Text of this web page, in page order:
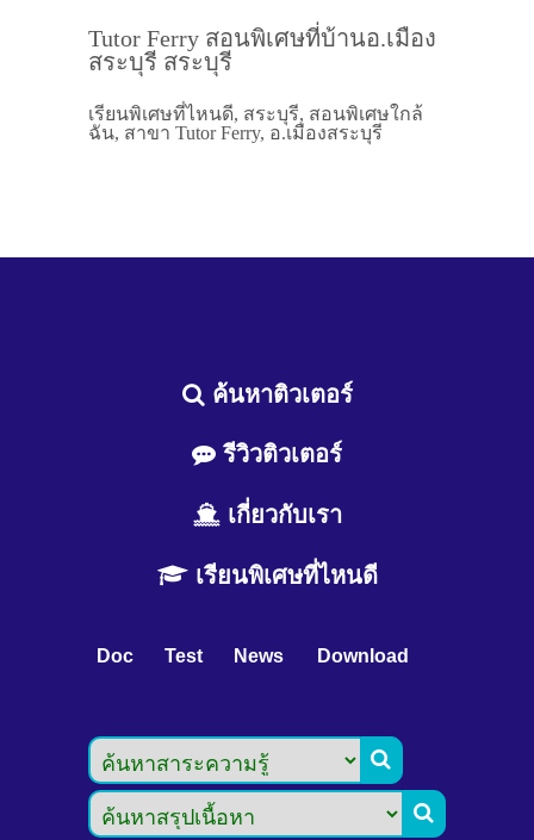
Tutor Ferry สอนพิเศษที่บ้านอ.เมือง
สระบุรี สระบุรี
เรียนพิเศษที่ไหนดี, สระบุรี, สอนพิเศษใกล้
ฉัน, สาขา Tutor Ferry, อ.เมืองสระบุรี
ค้นหาติวเตอร์
รีวิวติวเตอร์
เกี่ยวกับเรา
เรียนพิเศษที่ไหนดี
Doc Test News Download

